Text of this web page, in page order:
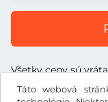
Táto webová
Všetky ceny sú